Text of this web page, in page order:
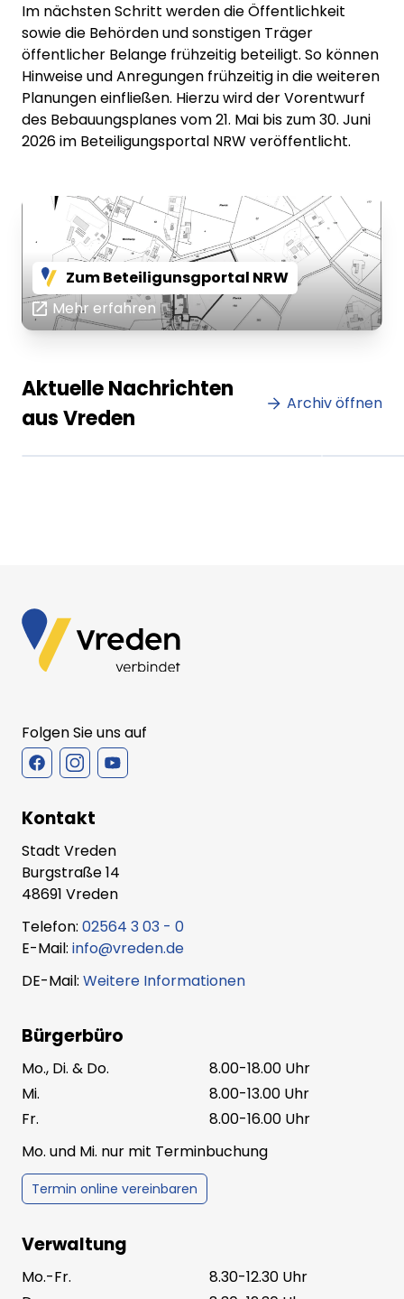
Im nächsten Schritt werden die Öffentlichkeit
sowie die Behörden und sonstigen Träger
öffentlicher Belange frühzeitig beteiligt. So können
Hinweise und Anregungen frühzeitig in die weiteren
Planungen einfließen. Hierzu wird der Vorentwurf
des Bebauungsplanes vom 21. Mai bis zum 30. Juni
2026 im Beteiligungsportal NRW veröffentlicht.
Zum Beteiligunsgportal NRW
Mehr erfahren
Aktuelle Nachrichten
aus Vreden
Archiv öffnen
Lorem ipsum Lorem ipsum
dolor sit amet amet.
Folgen Sie uns auf
Kontakt
Stadt Vreden
Burgstraße 14
48691 Vreden
Telefon: 02564 3 03 - 0
E-Mail: info@vreden.de
DE-Mail: Weitere Informationen
Bürgerbüro
Mo., Di. & Do.
8.00-18.00 Uhr
Mi.
8.00-13.00 Uhr
Fr.
8.00-16.00 Uhr
Mo. und Mi. nur mit Terminbuchung
Termin online vereinbaren
Verwaltung
Mo.-Fr.
8.30-12.30 Uhr